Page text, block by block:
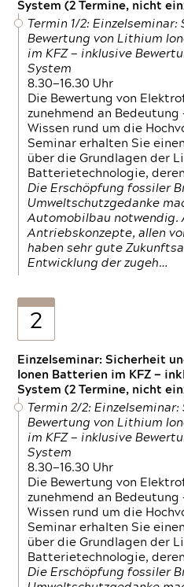
System (2 Termine, nicht
Termin 1/2:
Bewertung von Lithium
im KFZ — inklusive
System
8.30—16.30 Uhr
Die Bewertung von
zunehmend an Bedeutung
Wissen rund um die
Seminar erhalten Sie
über die Grundlagen der
Batterietechnologie,
Die Erschöpfung fossiler
Umweltschutzgedanke
Automobilbau notwendig.
Antriebskonzepte, allen
haben sehr gute
Entwicklung der zugeh…
2
Einzelseminar: Sicherheit
Ionen Batterien im KFZ —
System (2 Termine, nicht
Termin 2/2:
Bewertung von Lithium
im KFZ — inklusive
System
8.30—16.30 Uhr
Die Bewertung von
zunehmend an Bedeutung
Wissen rund um die
Seminar erhalten Sie
über die Grundlagen der
Batterietechnologie,
Die Erschöpfung fossiler